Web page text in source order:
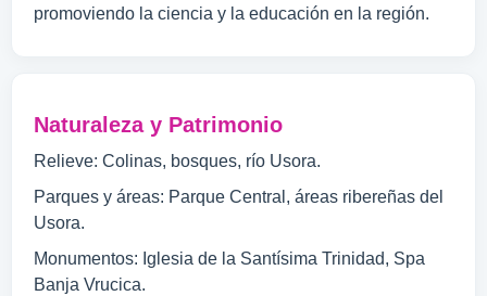
promoviendo la ciencia y la educación en la región.
Naturaleza y Patrimonio
Relieve: Colinas, bosques, río Usora.
Parques y áreas: Parque Central, áreas ribereñas del
Usora.
Monumentos: Iglesia de la Santísima Trinidad, Spa
Banja Vrucica.